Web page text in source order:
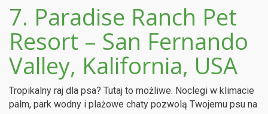
7. Paradise Ranch Pet
Resort – San Fernando
Valley, Kalifornia, USA
Tropikalny raj dla psa? Tutaj to możliwe. Noclegi w klimacie
palm, park wodny i plażowe chaty pozwolą Twojemu psu na